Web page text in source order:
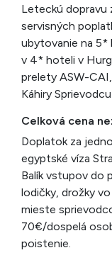
Leteckú dopravu
servisných
ubytovanie na 5*
v 4* hoteli v
prelety ASW-
Káhiry
Celková cena
Doplatok za
egyptské víza
Balík vstupov do
lodičky, drožky
mieste
70€/dospelá
poistenie.